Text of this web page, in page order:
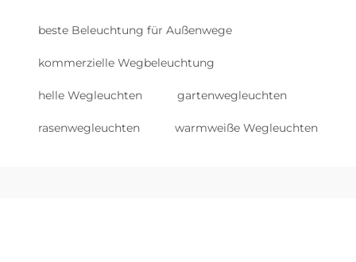
beste Beleuchtung für Außenwege
kommerzielle Wegbeleuchtung
helle Wegleuchten gartenwegleuchten
rasenwegleuchten warmweiße Wegleuchten